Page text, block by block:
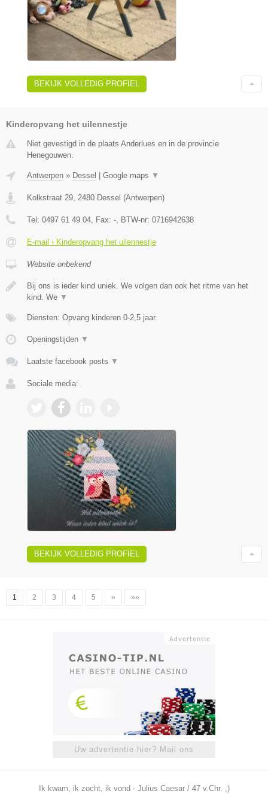
BEKIJK VOLLEDIG PROFIEL
Kinderopvang het uilennestje
Niet gevestigd in de plaats Anderlues en in de provincie
Henegouwen.
Antwerpen » Dessel | Google maps ▼
Kolkstraat 29 2480 Dessel (Antwerpen)
Tel: 0497 61 49 04 , Fax: - , BTW-nr: 0716942638
E-mail › Kinderopvang het uilennestje
Website onbekend
Bij ons is ieder kind uniek. We volgen dan ook het ritme van het
kind. We ▼
Diensten: Opvang kinderen 0-2,5 jaar.
Openingstijden ▼
Laatste facebook posts ▼
Sociale media:
BEKIJK VOLLEDIG PROFIEL
1 2 3 4 5 » »»
Uw advertentie hier? Mail ons
Ik kwam, ik zocht, ik vond - Julius Caesar / 47 v.Chr. ;)